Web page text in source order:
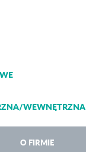
WEWNĘTRZNA
O FIRMIE